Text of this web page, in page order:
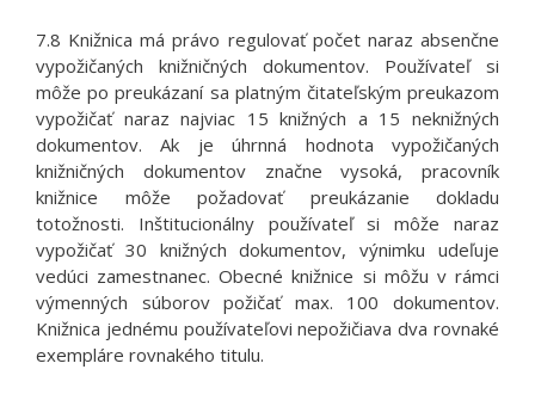
7.8 Knižnica má právo regulovať počet naraz absenčne
vypožičaných knižničných dokumentov. Používateľ si
môže po preukázaní sa platným čitateľským preukazom
vypožičať naraz najviac 15 knižných a 15 neknižných
dokumentov. Ak je úhrnná hodnota vypožičaných
knižničných dokumentov značne vysoká, pracovník
knižnice môže požadovať preukázanie dokladu
totožnosti. Inštitucionálny používateľ si môže naraz
vypožičať 30 knižných dokumentov, výnimku udeľuje
vedúci zamestnanec. Obecné knižnice si môžu v rámci
výmenných súborov požičať max. 100 dokumentov.
Knižnica jednému používateľovi nepožičiava dva rovnaké
exempláre rovnakého titulu.